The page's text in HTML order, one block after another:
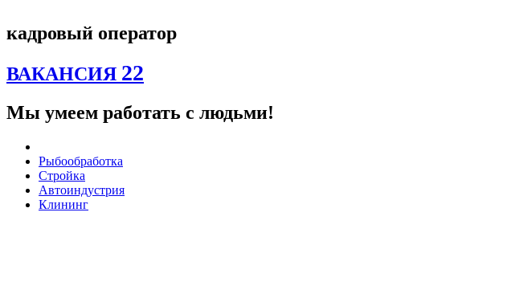
содержимому
кадровый оператор
ВАКАНСИЯ 22
Мы умеем работать с людьми!
Рыбообработка
Стройка
Автоиндустрия
Клининг